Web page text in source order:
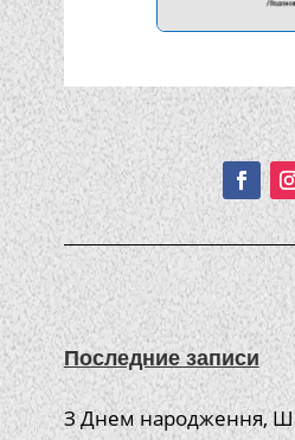
Последние записи
З Днем народження,